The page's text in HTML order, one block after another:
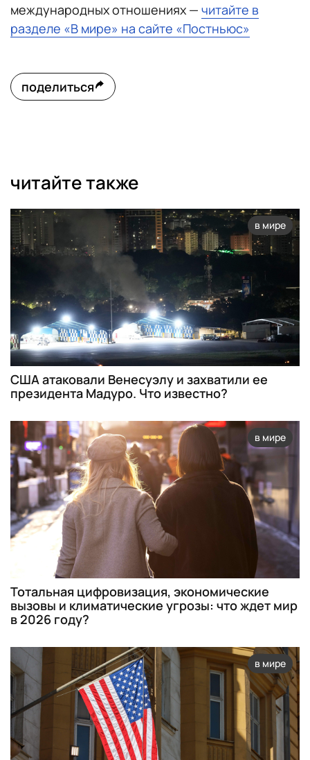
международных отношениях — читайте в
разделе «В мире» на сайте «Постньюс»
поделиться
читайте также
в мире
США атаковали Венесуэлу и захватили ее
президента Мадуро. Что известно?
в мире
Тотальная цифровизация, экономические
вызовы и климатические угрозы: что ждет мир
в 2026 году?
в мире